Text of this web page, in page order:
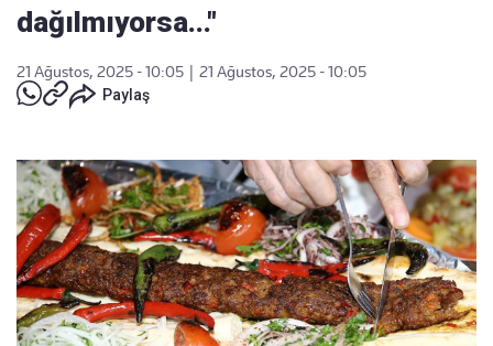
dağılmıyorsa..."
21 Ağustos, 2025 - 10:05
21 Ağustos, 2025 - 10:05
Paylaş